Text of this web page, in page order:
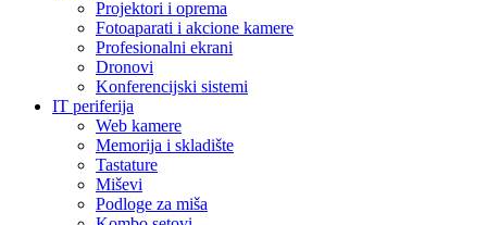
Projektori i oprema
Fotoaparati i akcione kamere
Profesionalni ekrani
Dronovi
Konferencijski sistemi
IT periferija
Web kamere
Memorija i skladište
Tastature
Miševi
Podloge za miša